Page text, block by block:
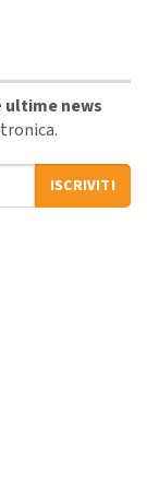
ultime news
ISCRIVITI